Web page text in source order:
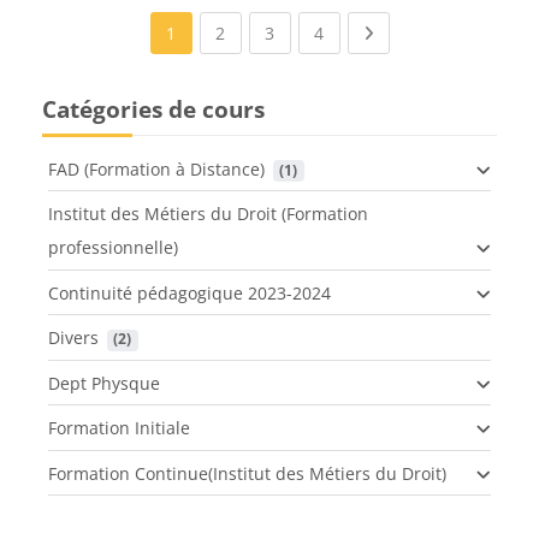
1 2 (current)
3 (current)
4(current)Next page
Catégories de cours
FAD (Formation à Distance) (1)
Institut des Métiers du Droit (Formation
professionnelle)
Continuité pédagogique 2023-2024
Divers
(2)
Dept Physque
Formation Initiale
Formation Continue(Institut des Métiers du Droit)